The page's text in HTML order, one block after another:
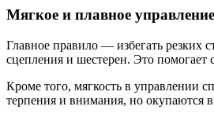
Мягкое и плавное управление
Главное правило — избегать резких
сцепления и шестерен. Это помогает
Кроме того, мягкость в управлении
терпения и внимания, но окупаются